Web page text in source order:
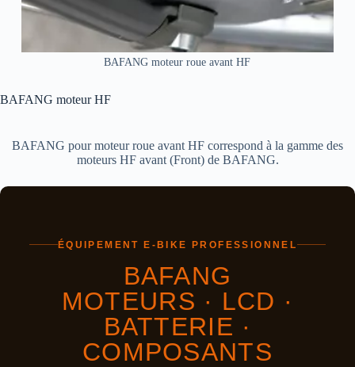
BAFANG moteur roue avant HF
BAFANG moteur HF
BAFANG pour moteur roue avant HF correspond à la gamme des
moteurs HF avant (Front) de BAFANG.
ÉQUIPEMENT E-BIKE PROFESSIONNEL
BAFANG
MOTEURS · LCD ·
BATTERIE ·
COMPOSANTS